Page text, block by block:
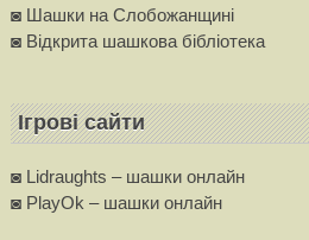
◙ Шашки на Слобожанщині
◙ Вiдкрита шашкова бібліотека
Ігрові сайти
◙ Lidraughts – шашки онлайн
◙ PlayOk – шашки онлайн